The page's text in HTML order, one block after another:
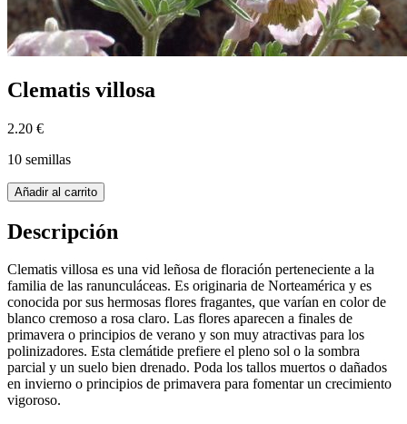
Clematis villosa
2.20 €
10 semillas
Añadir al carrito
Descripción
Clematis villosa es una vid leñosa de floración perteneciente a la
familia de las ranunculáceas. Es originaria de Norteamérica y es
conocida por sus hermosas flores fragantes, que varían en color de
blanco cremoso a rosa claro. Las flores aparecen a finales de
primavera o principios de verano y son muy atractivas para los
polinizadores. Esta clemátide prefiere el pleno sol o la sombra
parcial y un suelo bien drenado. Poda los tallos muertos o dañados
en invierno o principios de primavera para fomentar un crecimiento
vigoroso.